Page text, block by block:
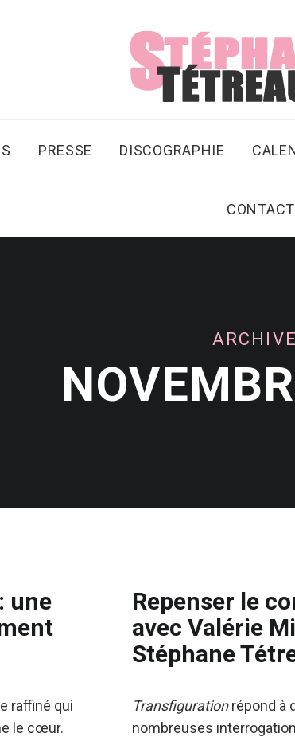
PRESSE DISCOGRAPHIE
CONTACT
une
raffiné qui
le cœur.
Repenser le
avec Valérie
Stéphane
Transfigurationrépond à
nombreuses